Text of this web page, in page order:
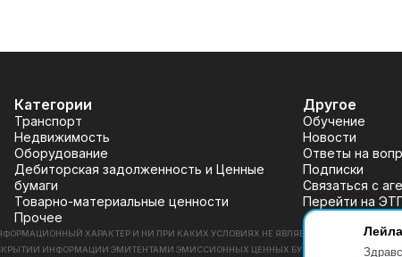
Категории
Транспорт
Недвижимость
Оборудование
Дебиторская задолженность и Ценные
бумаги
Товарно-материальные ценности
Прочее
Другое
Обучение
Новости
Ответы на
Подписки
Связаться с
Перейти на
ХАРАКТЕР И НИ ПРИ КАКИХ УСЛОВИЯХ НЕ ЯВЛЯЕТСЯ ПУБЛИЧНОЙ
ИНФОРМАЦИИ ЭМИТЕНТАМИ ЭМИССИОННЫХ ЦЕННЫХ БУМАГ (УТВ. БАНКОМ